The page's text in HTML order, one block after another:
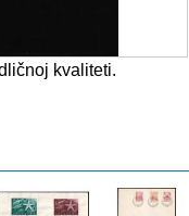
kvaliteti.